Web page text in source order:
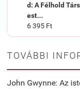
d: A Félhold
est...
6 395 Ft
TOVÁBBI
John Gwynne: Az